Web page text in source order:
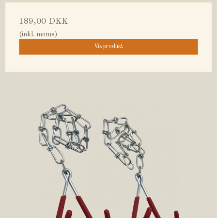
189,00 DKK
(inkl. moms)
Vis produkt